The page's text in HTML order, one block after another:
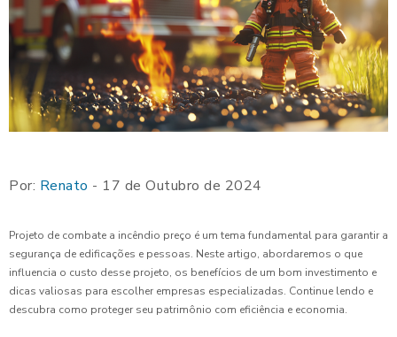
Por: Renato - 17 de Outubro de 2024
Projeto de combate a incêndio preço é um tema fundamental para garantir a
segurança de edificações e pessoas. Neste artigo, abordaremos o que
influencia o custo desse projeto, os benefícios de um bom investimento e
dicas valiosas para escolher empresas especializadas. Continue lendo e
descubra como proteger seu patrimônio com eficiência e economia.